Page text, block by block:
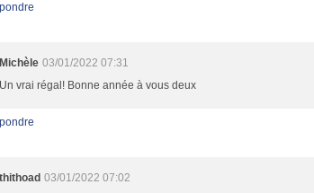
Michèle 03/01/2022 07:31
Un vrai régal! Bonne année à vous deux
thithoad 03/01/2022 07:02